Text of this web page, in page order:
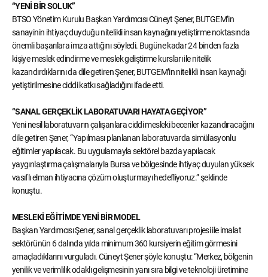
“YENİ BİR SOLUK”
BTSO Yönetim Kurulu Başkan Yardımcısı Cüneyt Şener, BUTGEM’in
sanayinin ihtiyaç duyduğu nitelikli insan kaynağını yetiştirme noktasında
önemli başarılara imza attığını söyledi. Bugüne kadar 24 binden fazla
kişiye meslek edindirme ve meslek geliştirme kursları ile nitelik
kazandırdıklarını da dile getiren Şener, BUTGEM’in nitelikli insan kaynağı
yetiştirilmesine ciddi katkı sağladığını ifade etti.
“SANAL GERÇEKLİK LABORATUVARI HAYATA GEÇİYOR”
Yeni nesil laboratuvarın çalışanlara ciddi mesleki beceriler kazandıracağını
dile getiren Şener, “Yapılması planlanan laboratuvarda simülasyonlu
eğitimler yapılacak. Bu uygulamayla sektörel bazda yapılacak
yaygınlaştırma çalışmalarıyla Bursa ve bölgesinde ihtiyaç duyulan yüksek
vasıflı elman ihtiyacına çözüm oluşturmayı hedefliyoruz.” şeklinde
konuştu.
MESLEKİ EĞİTİMDE YENİ BİR MODEL
Başkan Yardımcısı Şener, sanal gerçeklik laboratuvarı projesi ile imalat
sektörünün 6 dalında yılda minimum 360 kursiyerin eğitim görmesini
amaçladıklarını vurguladı. Cüneyt Şener şöyle konuştu: “Merkez, bölgenin
yenilik ve verimlilik odaklı gelişmesinin yanı sıra bilgi ve teknoloji üretimine